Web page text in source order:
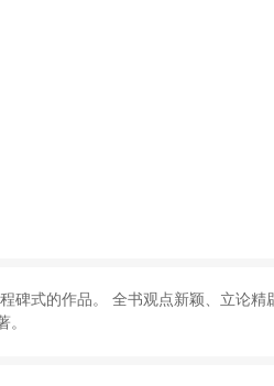
碑式的作品。 全书观点新颖 立论精
。